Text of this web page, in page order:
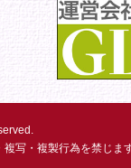
写・複製行為を禁じま